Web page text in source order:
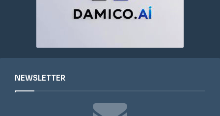
NEWSLETTER